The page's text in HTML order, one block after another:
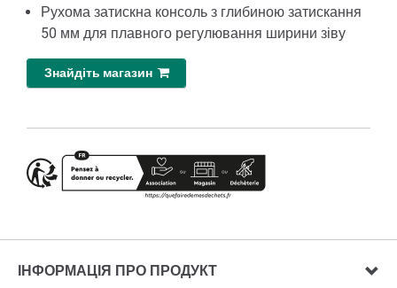
Рухома затискна консоль з глибиною затискання
50 мм для плавного регулювання ширини зіву
Знайдіть магазин
ІНФОРМАЦІЯ ПРО ПРОДУКТ